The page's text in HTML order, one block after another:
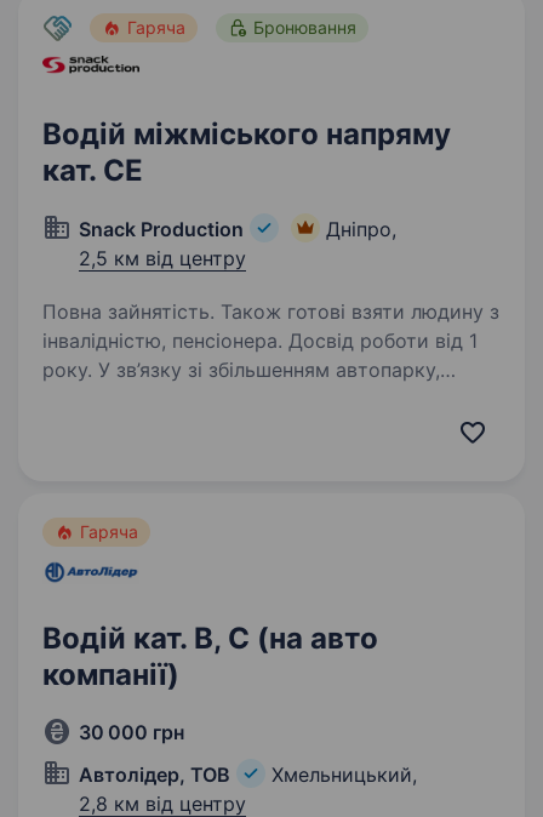
відповідальність,…
Гаряча Бронювання
Водій міжміського напряму
кат. СЕ
Snack Production
Дніпро,
2,5 км від центру
Повна зайнятість. Також готові взяти людину з
інвалідністю, пенсіонера. Досвід роботи від 1
року. У зв’язку зі збільшенням автопарку,
перевезення продуктів…
Гаряча
Водій кат. В, С (на авто
компанії)
30 000 грн
Автолідер, ТОВ
Хмельницький,
2,8 км від центру